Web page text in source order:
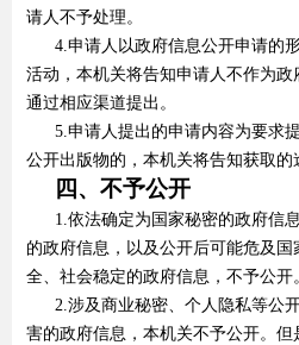
请人不予处理。
4.申请人以政府信息公开申请的
活动，本机关将告知申请人不作为
通过相应渠道提出。
5.申请人提出的申请内容为要求
公开出版物的，本机关将告知获取的
四、不予公开
1.依法确定为国家秘密的政府信
的政府信息，以及公开后可能危及
全、社会稳定的政府信息，不予公开
2.涉及商业秘密、个人隐私等公
害的政府信息，本机关不予公开。